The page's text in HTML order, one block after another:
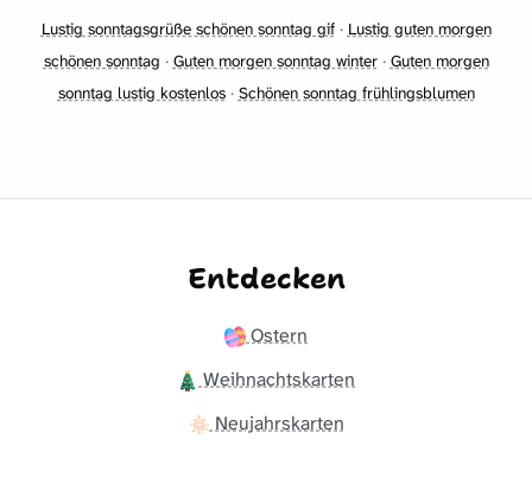
Lustig sonntagsgrüße schönen sonntag gif· Lustig guten morgen
schönen sonntag · Guten morgen sonntag winter· Guten morgen
sonntag lustig kostenlos· Schönen sonntag frühlingsblumen
Entdecken
Ostern
Weihnachtskarten
Neujahrskarten